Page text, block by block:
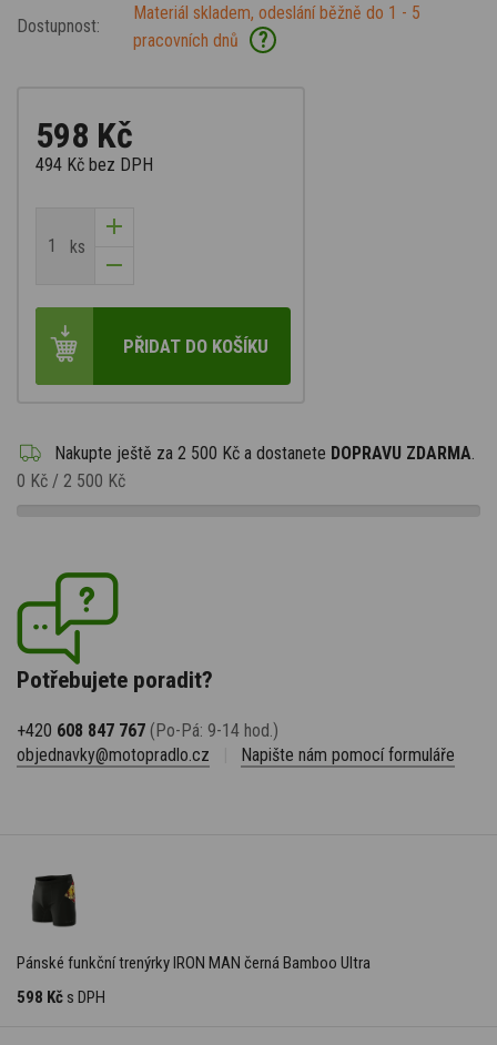
Dostupnost:
Materiál skladem, odeslání běžně do 1 - 5
pracovních dnů
?
598 Kč
494 Kč bez DPH
ks
PŘIDAT DO KOŠÍKU
Nakupte ještě za 2 500 Kč a dostanete DOPRAVU ZDARMA
0 Kč / 2 500 Kč
Potřebujete poradit?
+420 608 847 767 (Po-Pá: 9-14 hod.)
objednavky@motopradlo.cz
Napište nám pomocí formuláře
Pánské funkční trenýrky IRON MAN černá Bamboo Ultra
598 Kč s DPH